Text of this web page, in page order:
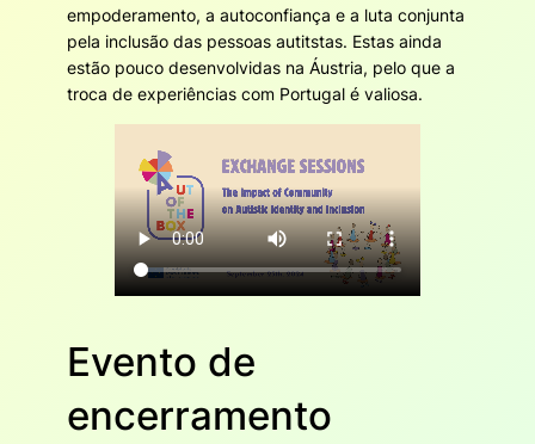
empoderamento, a autoconfiança e a luta conjunta
pela inclusão das pessoas autitstas. Estas ainda
estão pouco desenvolvidas na Áustria, pelo que a
troca de experiências com Portugal é valiosa.
Evento de
encerramento